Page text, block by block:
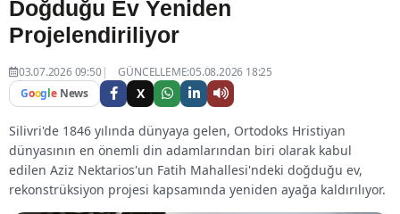
Doğduğu Ev Yeniden
Projelendiriliyor
03.07.2026 09:50
GÜNCELLEME:05.08.2026 18:25
Google News X
Silivri'de 1846 yılında dünyaya gelen, Ortodoks Hristiyan
dünyasının en önemli din adamlarından biri olarak kabul
edilen Aziz Nektarios'un Fatih Mahallesi'ndeki doğduğu ev,
rekonstrüksiyon projesi kapsamında yeniden ayağa kaldırılıyor.